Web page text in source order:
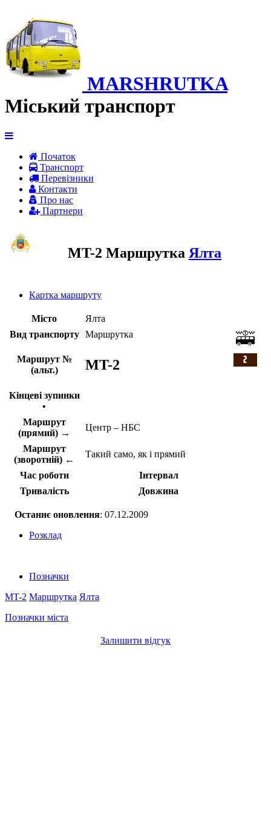
MARSHRUTKA
Міський транспорт
Початок
Транспорт
Перевiзники
Контакти
Про нас
Партнери
MT-2 Маршрутка Ялта
Картка маршруту
Місто
Ялта
Вид транспорту
Маршрутка
Маршрут №
(альт.)
MT-2
Кінцеві зупинки
•
Маршрут
(прямий) →
Центр – НБС
Маршрут
(зворотній) ←
Такий само, як і прямий
Час роботи
Інтервал
Тривалість
Довжина
Останнє оновлення: 07.12.2009
Розклад
Позначки
MT-2 Маршрутка Ялта
Позначки міста
Залишити відгук